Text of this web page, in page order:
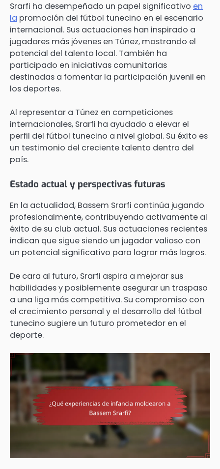
Srarfi ha desempeñado un papel significativo en
la promoción del fútbol tunecino en el escenario
internacional. Sus actuaciones han inspirado a
jugadores más jóvenes en Túnez, mostrando el
potencial del talento local. También ha
participado en iniciativas comunitarias
destinadas a fomentar la participación juvenil en
los deportes.
Al representar a Túnez en competiciones
internacionales, Srarfi ha ayudado a elevar el
perfil del fútbol tunecino a nivel global. Su éxito es
un testimonio del creciente talento dentro del
país.
Estado actual y perspectivas futuras
En la actualidad, Bassem Srarfi continúa jugando
profesionalmente, contribuyendo activamente al
éxito de su club actual. Sus actuaciones recientes
indican que sigue siendo un jugador valioso con
un potencial significativo para lograr más logros.
De cara al futuro, Srarfi aspira a mejorar sus
habilidades y posiblemente asegurar un traspaso
a una liga más competitiva. Su compromiso con
el crecimiento personal y el desarrollo del fútbol
tunecino sugiere un futuro prometedor en el
deporte.